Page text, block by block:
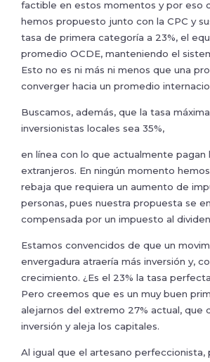
factible en estos momentos y por eso
hemos propuesto junto con la CPC y
tasa de primera categoría a 23%, el
promedio OCDE, manteniendo el
Esto no es ni más ni menos que una
converger hacia un promedio
Buscamos, además, que la tasa
inversionistas locales sea 35%,
en línea con lo que actualmente pagan
extranjeros. En ningún momento
rebaja que requiera un aumento de
personas, pues nuestra propuesta se
compensada por un impuesto al
Estamos convencidos de que un
envergadura atraería más inversión y,
crecimiento. ¿Es el 23% la tasa
Pero creemos que es un muy buen
alejarnos del extremo 27% actual, que
inversión y aleja los capitales.
Al igual que el artesano perfeccionista,